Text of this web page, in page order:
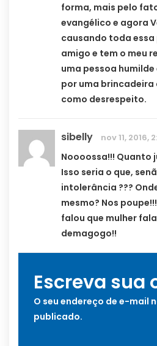
forma, mais pelo
evangélico e agora
causando toda essa
amigo e tem o meu
uma pessoa
por uma
como desrespeito.
sibelly nov 11, 2016,
Noooossa!!! Quanto
Isso seria o que,
intolerância ???
mesmo? Nos
falou que mulher
demagogo!!
Escreva sua
O seu endereço de e-mail
publicado.